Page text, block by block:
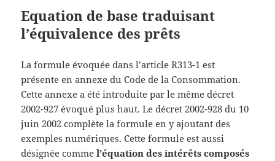
Equation de base traduisant
l’équivalence des prêts
La formule évoquée dans l’article R313-1 est
présente en annexe du Code de la Consommation.
Cette annexe a été introduite par le même décret
2002-927 évoqué plus haut. Le décret 2002-928 du 10
juin 2002 complète la formule en y ajoutant des
exemples numériques. Cette formule est aussi
désignée commel’équation des intérêts composés